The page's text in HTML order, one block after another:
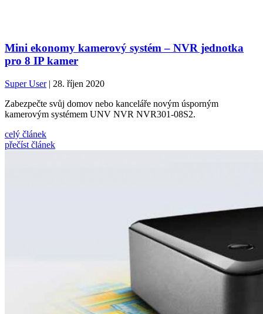
Mini ekonomy kamerový systém – NVR jednotka
pro 8 IP kamer
Super User| 28. říjen 2020
Zabezpečte svůj domov nebo kanceláře novým úsporným
kamerovým systémem UNV NVR NVR301-08S2.
celý článek
přečíst článek